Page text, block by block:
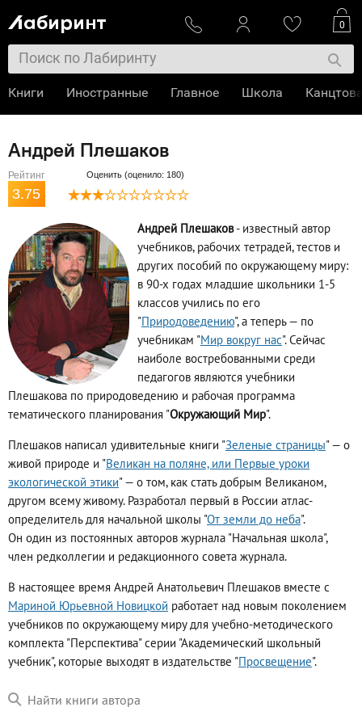
Андрей Плешаков
Рейтинг
3.75
Оценить (оценило: 180)
Андрей Плешаков- известный автор
учебников, рабочих тетрадей, тестов и
других пособий по окружающему миру:
в 90-х годах младшие школьники 1-5
классов учились по его
"Природоведению", а теперь — по
учебникам "Мир вокруг нас". Сейчас
наиболе востребованными среди
педагогов являются учебники
Плешакова по природоведению и рабочая программа
тематического планирования "Окружающий Мир".
Плешаков написал удивительные книги "Зеленые страницы" — о
живой природе и "Великан на поляне, или Первые уроки
экологической этики" — о том, как стать добрым Великаном,
другом всему живому. Разработал первый в России атлас-
определитель для начальной школы "От земли до неба".
Он один из постоянных авторов журнала "Начальная школа",
член редколлегии и редакционного совета журнала.
В настоящее время Андрей Анатольевич Плешаков вместе с
Мариной Юрьевной Новицкой работает над новым поколением
учебников по окружающему миру для учебно-методического
комплекта "Перспектива" серии "Академический школьный
учебник", которые выходят в издательстве "Просвещение".
Найти книги автора
0
Книги Иностранные Главное Школа